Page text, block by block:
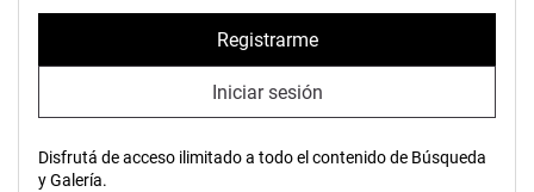
Registrarme
Iniciar sesión
Disfrutá de acceso ilimitado a todo el contenido de Búsqueda
y Galería.